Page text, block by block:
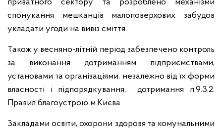
приватного сектору та розроблено механізми
спонукання мешканців малоповерхових забудов
укладати угоди на вивіз сміття.
Також у весняно-літній період забезпечено контроль
за виконання дотриманням підприємствами,
установами та організаціями, незалежно від їх форми
власності і підпорядкування, дотримання п.9.3.2.
Правил благоустрою м.Києва.
Закладами освіти, охорони здоровя та комунальними